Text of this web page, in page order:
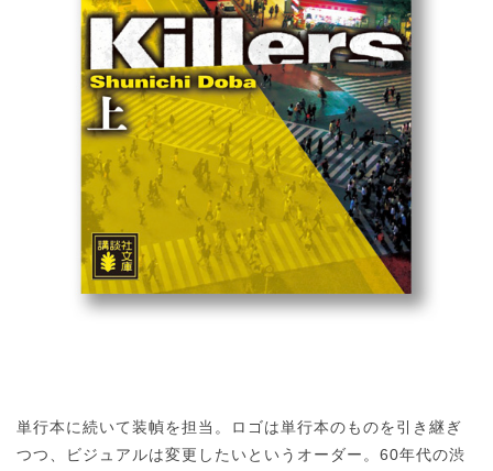
単行本に続いて装幀を担当。ロゴは単行本のものを引き継ぎ
つつ、ビジュアルは変更したいというオーダー。60年代の渋